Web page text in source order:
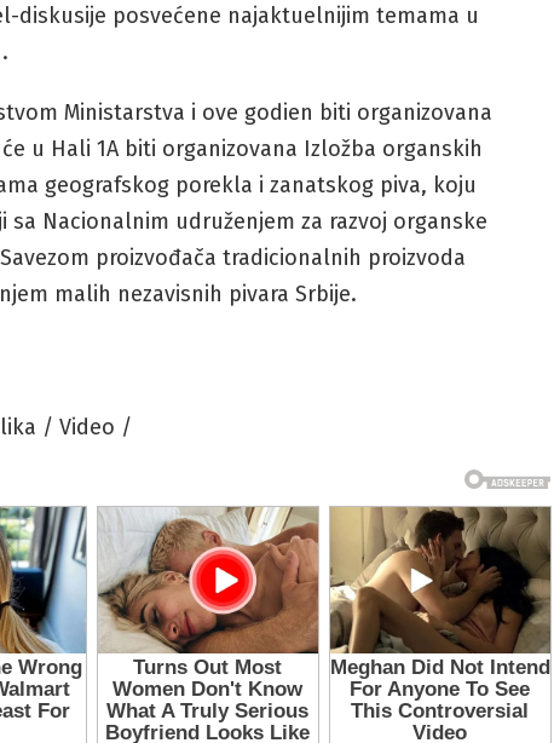
diskusije posvećene najaktuelnijim temama u
Ministarstva i ove godien biti organizovana
u Hali 1A biti organizovana Izložba organskih
geografskog porekla i zanatskog piva, koju
sa Nacionalnim udruženjem za razvoj organske
proizvođača tradicionalnih proizvoda
malih nezavisnih pivara Srbije.
/ Video /